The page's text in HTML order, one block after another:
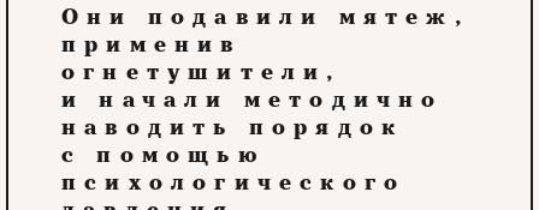
Они подавили мятеж,
применив
огнетушители,
и начали методично
наводить порядок
с помощью
психологического